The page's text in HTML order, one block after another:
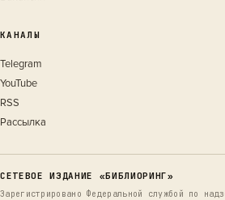
КАНАЛЫ
Telegram
YouTube
RSS
Рассылка
СЕТЕВОЕ ИЗДАНИЕ «БИБЛИОРИНГ»
Зарегистрировано Федеральной службой по